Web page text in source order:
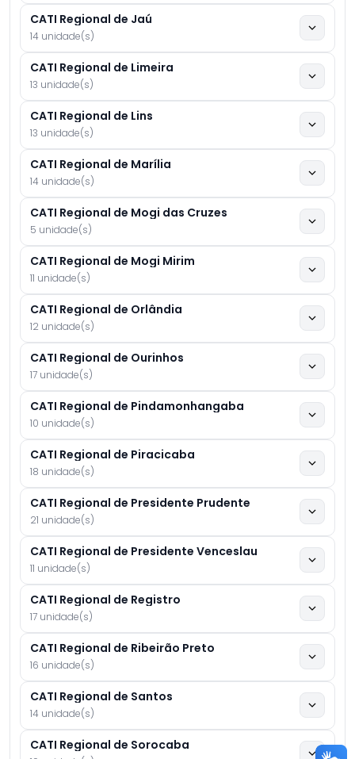
CATI Regional de Jaú
14 unidade(s)
CATI Regional de Limeira
13 unidade(s)
CATI Regional de Lins
13 unidade(s)
CATI Regional de Marília
14 unidade(s)
CATI Regional de Mogi das Cruzes
5 unidade(s)
CATI Regional de Mogi Mirim
11 unidade(s)
CATI Regional de Orlândia
12 unidade(s)
CATI Regional de Ourinhos
17 unidade(s)
CATI Regional de Pindamonhangaba
10 unidade(s)
CATI Regional de Piracicaba
18 unidade(s)
CATI Regional de Presidente Prudente
21 unidade(s)
CATI Regional de Presidente Venceslau
11 unidade(s)
CATI Regional de Registro
17 unidade(s)
CATI Regional de Ribeirão Preto
16 unidade(s)
CATI Regional de Santos
14 unidade(s)
CATI Regional de Sorocaba